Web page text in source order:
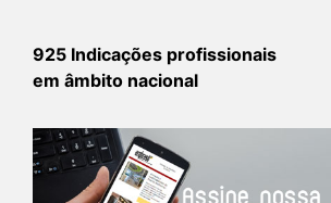
925 Indicações profissionais
em âmbito nacional